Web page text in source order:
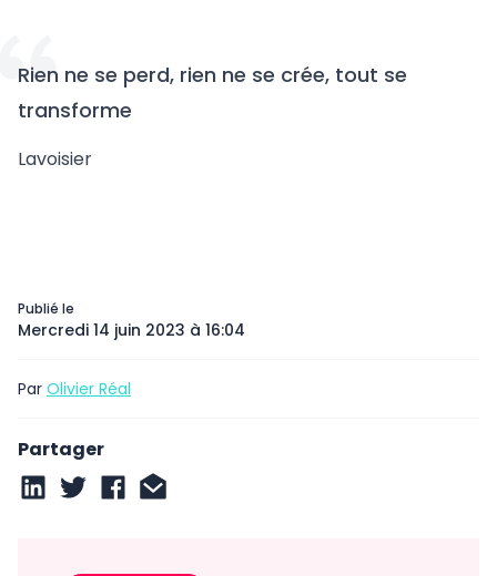
Publié le
Mercredi 14 juin 2023 à 16:04
Par Olivier Réal
Partager
Rien ne se perd, rien ne se crée, tout se
transforme
Lavoisier